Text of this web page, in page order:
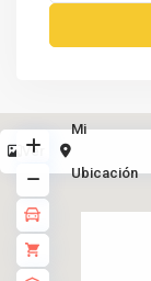
Ver
Mi
Ubicación